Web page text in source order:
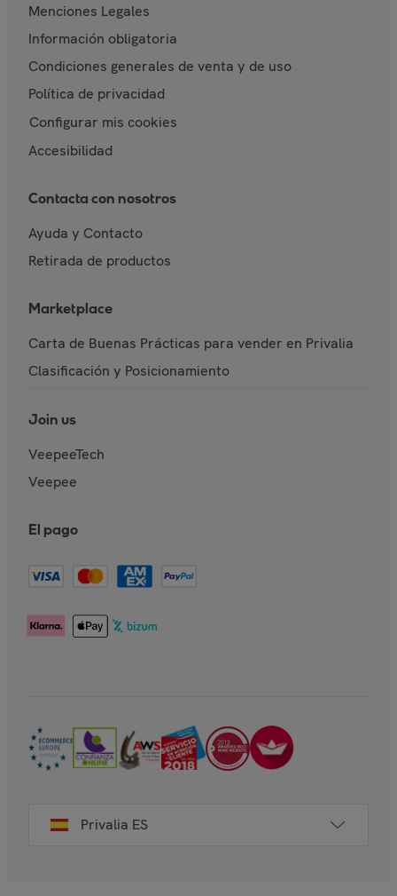
Menciones Legales
Información obligatoria
Condiciones generales de venta y de uso
Política de privacidad
Configurar mis cookies
Accesibilidad
Contacta con nosotros
Ayuda y Contacto
Retirada de productos
Marketplace
Carta de Buenas Prácticas para vender en Privalia
Clasificación y Posicionamiento
Join us
VeepeeTech
Veepee
El pago
Privalia ES